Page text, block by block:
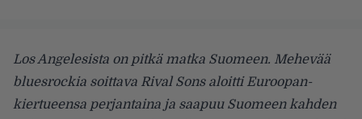
Los Angelesista on pitkä matka Suomeen. Mehevää
bluesrockia soittava Rival Sons aloitti Euroopan-
kiertueensa perjantaina ja saapuu Suomeen kahden